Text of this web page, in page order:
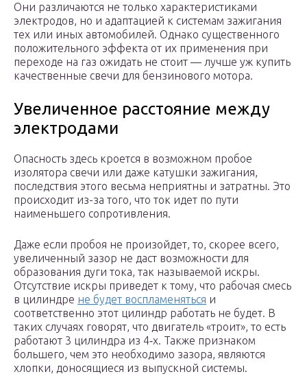
Они различаются не только характеристиками
электродов, но и адаптацией к системам зажигания
тех или иных автомобилей. Однако существенного
положительного эффекта от их применения при
переходе на газ ожидать не стоит — лучше уж купить
качественные свечи для бензинового мотора.
Увеличенное расстояние между
электродами
Опасность здесь кроется в возможном пробое
изолятора свечи или даже катушки зажигания,
последствия этого весьма неприятны и затратны. Это
происходит из-за того, что ток идет по пути
наименьшего сопротивления.
Даже если пробоя не произойдет, то, скорее всего,
увеличенный зазор не даст возможности для
образования дуги тока, так называемой искры.
Отсутствие искры приведет к тому, что рабочая смесь
в цилиндре не будет воспламеняться и
соответственно этот цилиндр работать не будет. В
таких случаях говорят, что двигатель «троит», то есть
работают 3 цилиндра из 4‑х. Также признаком
большего, чем это необходимо зазора, являются
хлопки, доносящиеся из выпускной системы.